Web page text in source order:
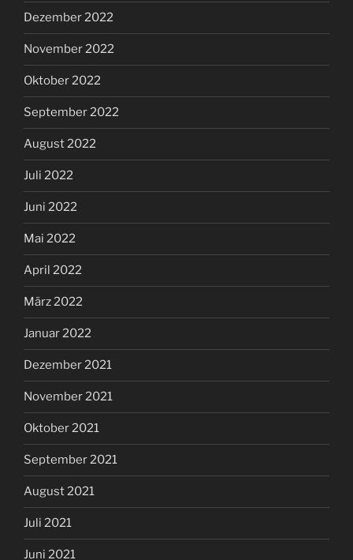
Dezember 2022
November 2022
Oktober 2022
September 2022
August 2022
Juli 2022
Juni 2022
Mai 2022
April 2022
März 2022
Januar 2022
Dezember 2021
November 2021
Oktober 2021
September 2021
August 2021
Juli 2021
Juni 2021